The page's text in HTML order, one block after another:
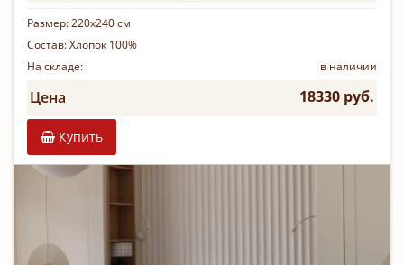
Размер:220х240 см
Состав:Хлопок 100%
На складе:
в наличии
Цена 18330 руб.
Купить